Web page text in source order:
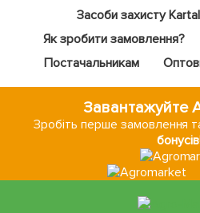
Засоби захисту Kartal
Як зробити замовлення?
Постачальникам
Завантажуйте
Зробіть перше замовлення